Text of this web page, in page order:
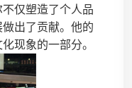
仅塑造了个人品
出了贡献。他的
现象的一部分。